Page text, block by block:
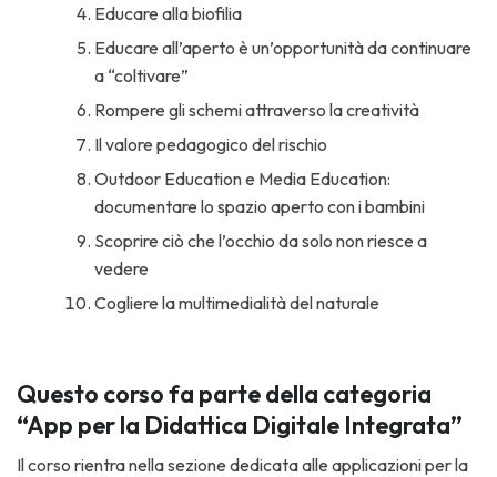
Educare alla biofilia
Educare all’aperto è un’opportunità da continuare
a “coltivare”
Rompere gli schemi attraverso la creatività
Il valore pedagogico del rischio
Outdoor Education e Media Education:
documentare lo spazio aperto con i bambini
Scoprire ciò che l’occhio da solo non riesce a
vedere
Cogliere la multimedialità del naturale
Questo corso fa parte della categoria
“App per la Didattica Digitale Integrata”
Il corso rientra nella sezione dedicata alle applicazioni per la